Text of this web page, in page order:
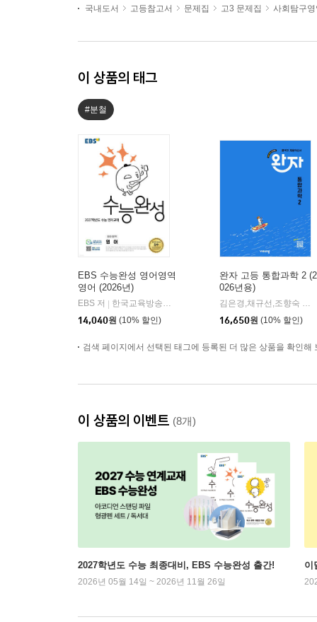
국내도서
고등참고서 문제집 고3 문제집 사회탐구
이 상품의 태그
#분철
EBS 수능완성 영어영역
영어 (2026년)
EBS 저
한국교육방송공사
14,040원 (10% 할인)
완자 고등 통합과학 2 (2
026년용)
김은경,채규선,조향숙 등저
16,650원 (10% 할인)
검색 페이지에서 선택된 태그에 등록된 더 많은 상품을 확인해
이 상품의 이벤트 (8개)
2027학년도 수능 최종대비, EBS 수능완성 출간!
2026년 05월 14일 ~ 2026년 11월 26일
이